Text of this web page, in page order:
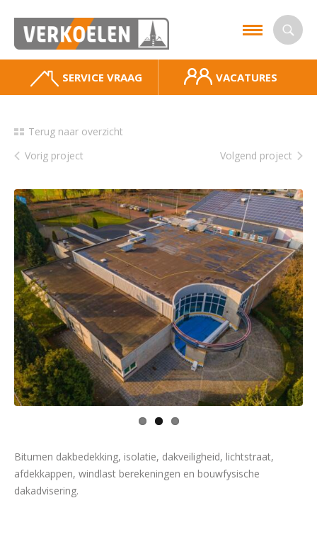
SERVICE VRAAG VACATURES
Terug naar overzicht
Vorig project
Volgend project
Bitumen dakbedekking, isolatie, dakveiligheid, lichtstraat,
afdekkappen, windlast berekeningen en bouwfysische
dakadvisering.